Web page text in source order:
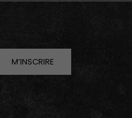
M’INSCRIRE